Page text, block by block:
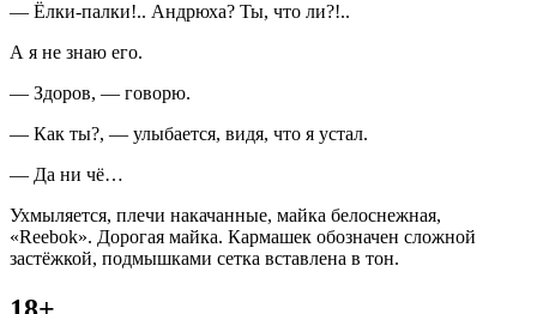
— Ёлки-палки!.. Андрюха? Ты, что ли?!..
А я не знаю его.
— Здоров, — говорю.
— Как ты?, — улыбается, видя, что я устал.
— Да ни чё…
Ухмыляется, плечи накачанные, майка белоснежная,
«Reebok». Дорогая майка. Кармашек обозначен сложной
застёжкой, подмышками сетка вставлена в тон.